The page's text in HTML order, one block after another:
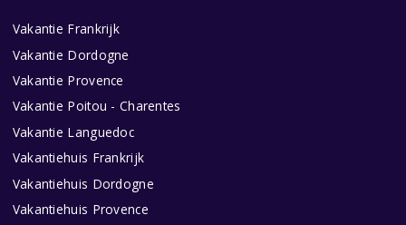
Vakantie Frankrijk
Vakantie Dordogne
Vakantie Provence
Vakantie Poitou - Charentes
Vakantie Languedoc
Vakantiehuis Frankrijk
Vakantiehuis Dordogne
Vakantiehuis Provence